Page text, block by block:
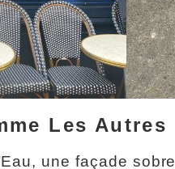
Les Autres
une façade